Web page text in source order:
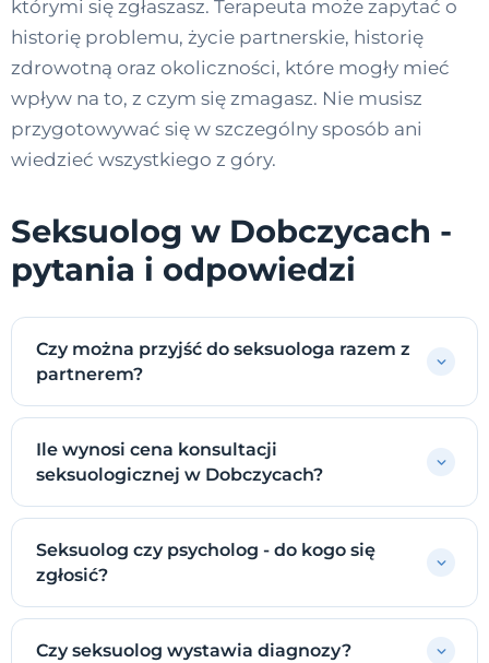
którymi się zgłaszasz. Terapeuta może zapytać o
historię problemu, życie partnerskie, historię
zdrowotną oraz okoliczności, które mogły mieć
wpływ na to, z czym się zmagasz. Nie musisz
przygotowywać się w szczególny sposób ani
wiedzieć wszystkiego z góry.
Seksuolog w Dobczycach -
pytania i odpowiedzi
Czy można przyjść do seksuologa razem z
partnerem?
Ile wynosi cena konsultacji
seksuologicznej w Dobczycach?
Seksuolog czy psycholog - do kogo się
zgłosić?
Czy seksuolog wystawia diagnozy?